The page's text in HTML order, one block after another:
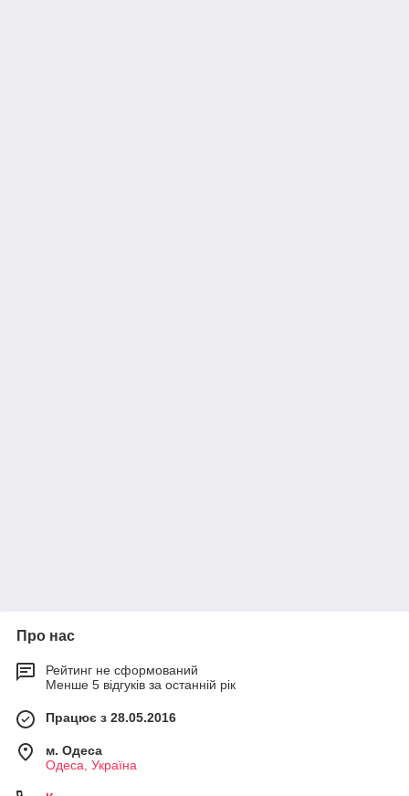
Про нас
Рейтинг не сформований
Менше 5 відгуків за останній рік
Працює з 28.05.2016
м. Одеса
Одеса, Україна